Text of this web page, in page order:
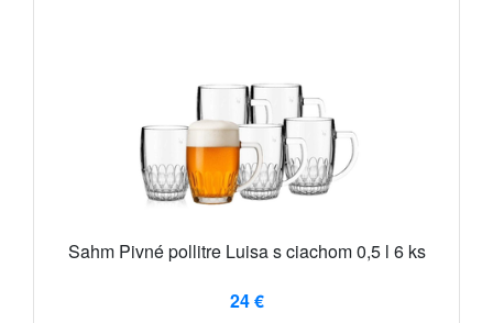
Sahm Pivné pollitre Luisa s ciachom 0,5 l 6 ks
24 €